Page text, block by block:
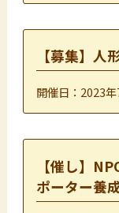
【募集】人
開催日：2023
【催し】
ポーター養